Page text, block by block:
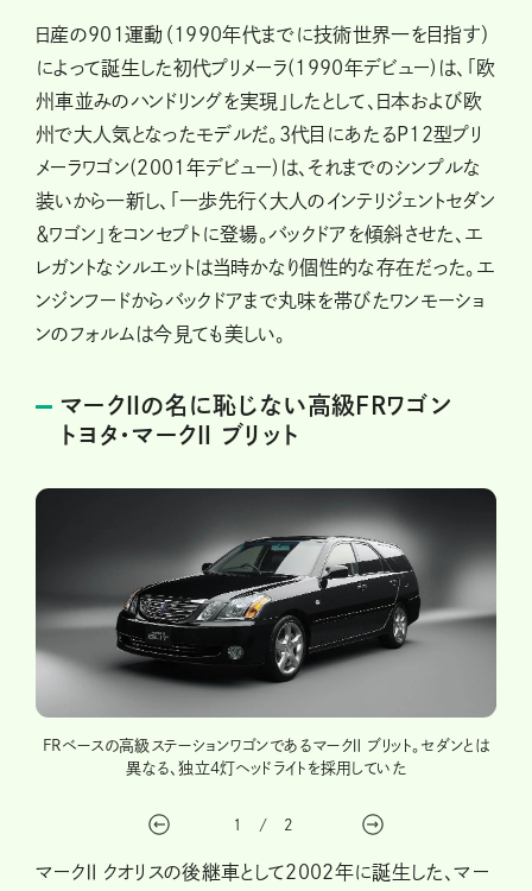
日産の901運動（1990年代までに技術世界一を目指す）
によって誕生した初代プリメーラ(1990年デビュー)は、「欧
州車並みのハンドリングを実現」したとして、日本および欧
州で大人気となったモデルだ。3代目にあたるP12型プリ
メーラワゴン(2001年デビュー)は、それまでのシンプルな
装いから一新し、「一歩先行く大人のインテリジェントセダン
＆ワゴン」をコンセプトに登場。バックドアを傾斜させた、エ
レガントなシルエットは当時かなり個性的な存在だった。エ
ンジンフードからバックドアまで丸味を帯びたワンモーショ
ンのフォルムは今見ても美しい。
マークⅡの名に恥じない高級FRワゴン
トヨタ・マークⅡ ブリット
FRベースの高級ステーションワゴンであるマークⅡ ブリット。セダンとは
異なる、独立4灯ヘッドライトを採用していた
1 / 2
マークⅡ クオリスの後継車として2002年に誕生した、マー